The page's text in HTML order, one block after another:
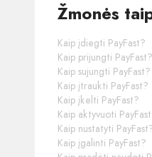
Žmonės
Kaip įdiegti PayFast?
Kaip prijungti PayFast?
Kaip sujungti PayFast?
Kaip įtraukti PayFast?
Kaip įkelti PayFast?
Kaip aktyvuoti
Kaip nustatyti
Kaip įgalinti PayFast?